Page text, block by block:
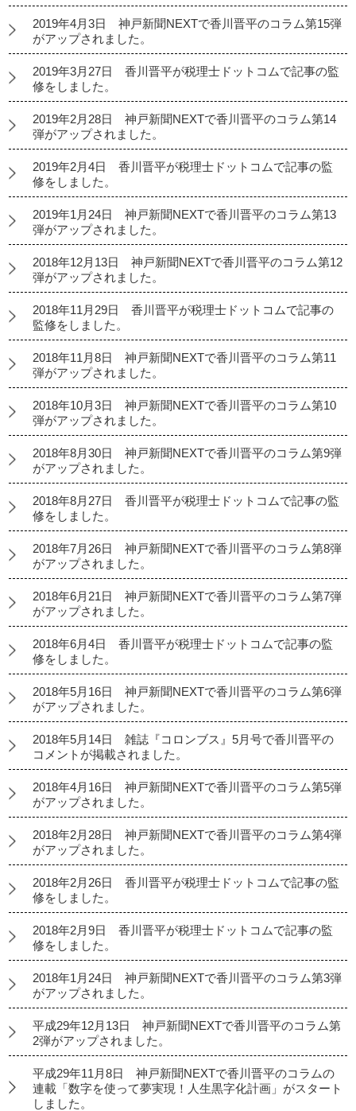
2019年4月3日 神戸新聞NEXTで香川晋平のコラム第15弾
がアップされました。
2019年3月27日 香川晋平が税理士ドットコムで記事の監
修をしました。
2019年2月28日 神戸新聞NEXTで香川晋平のコラム第14
弾がアップされました。
2019年2月4日 香川晋平が税理士ドットコムで記事の監
修をしました。
2019年1月24日 神戸新聞NEXTで香川晋平のコラム第13
弾がアップされました。
2018年12月13日 神戸新聞NEXTで香川晋平のコラム第12
弾がアップされました。
2018年11月29日 香川晋平が税理士ドットコムで記事の
監修をしました。
2018年11月8日 神戸新聞NEXTで香川晋平のコラム第11
弾がアップされました。
2018年10月3日 神戸新聞NEXTで香川晋平のコラム第10
弾がアップされました。
2018年8月30日 神戸新聞NEXTで香川晋平のコラム第9弾
がアップされました。
2018年8月27日 香川晋平が税理士ドットコムで記事の監
修をしました。
2018年7月26日 神戸新聞NEXTで香川晋平のコラム第8弾
がアップされました。
2018年6月21日 神戸新聞NEXTで香川晋平のコラム第7弾
がアップされました。
2018年6月4日 香川晋平が税理士ドットコムで記事の監
修をしました。
2018年5月16日 神戸新聞NEXTで香川晋平のコラム第6弾
がアップされました。
2018年5月14日 雑誌『コロンブス』5月号で香川晋平の
コメントが掲載されました。
2018年4月16日 神戸新聞NEXTで香川晋平のコラム第5弾
がアップされました。
2018年2月28日 神戸新聞NEXTで香川晋平のコラム第4弾
がアップされました。
2018年2月26日 香川晋平が税理士ドットコムで記事の監
修をしました。
2018年2月9日 香川晋平が税理士ドットコムで記事の監
修をしました。
2018年1月24日 神戸新聞NEXTで香川晋平のコラム第3弾
がアップされました。
平成29年12月13日 神戸新聞NEXTで香川晋平のコラム第
2弾がアップされました。
平成29年11月8日 神戸新聞NEXTで香川晋平のコラムの
連載「数字を使って夢実現！人生黒字化計画」がスタート
しました。